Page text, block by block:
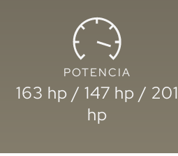
POTENCIA
163 hp / 147 hp / 201
hp